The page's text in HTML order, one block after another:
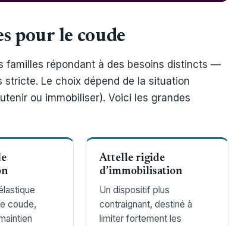
pour le coude
familles répondant à des besoins distincts —
stricte. Le choix dépend de la situation
ou immobiliser). Voici les grandes
coude,
Attelle rigide
d’immobilisation
Un dispositif plus
contraignant, destiné à
limiter fortement les